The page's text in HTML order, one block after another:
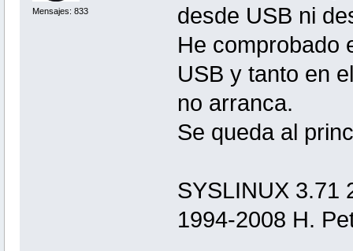
Mensajes: 833
desde USB ni
He comprobado
USB y tanto en
no arranca.
Se queda al
SYSLINUX 3.71
1994-2008 H.